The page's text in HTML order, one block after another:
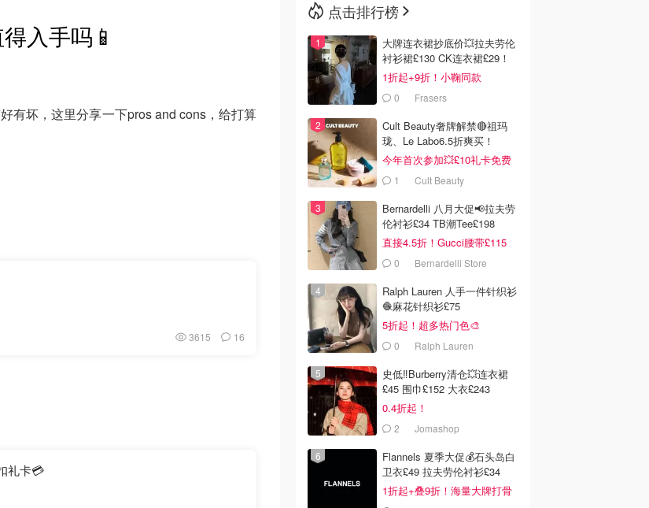
入手吗📱
有坏，这里分享一下pros and cons，给打算
3615 16
礼卡💳
点击排行榜
大牌连衣裙抄底价💥拉夫劳伦
衬衫裙£130 CK连衣裙£29！
1折起+9折！小鞠同款
Ganni£88
0 Frasers
Cult Beauty奢牌解禁🔴祖玛
珑、Le Labo6.5折爽买！
今年首次参加💥£10礼卡免费
拿 1 Cult Beauty
Bernardelli 八月大促📢拉夫劳
伦衬衫£34 TB潮Tee£198
直接4.5折！Gucci腰带£115
0 Bernardelli Store
Ralph Lauren 人手一件针织衫
🧶麻花针织衫£75
5折起！超多热门色🎨
0 Ralph Lauren
史低‼️Burberry清仓💥连衣裙
£45 围巾£152 大衣£243
0.4折起！
2 Jomashop
Flannels 夏季大促💰石头岛白
卫衣£49 拉夫劳伦衬衫£34
1折起+叠9折！海量大牌打骨
折！